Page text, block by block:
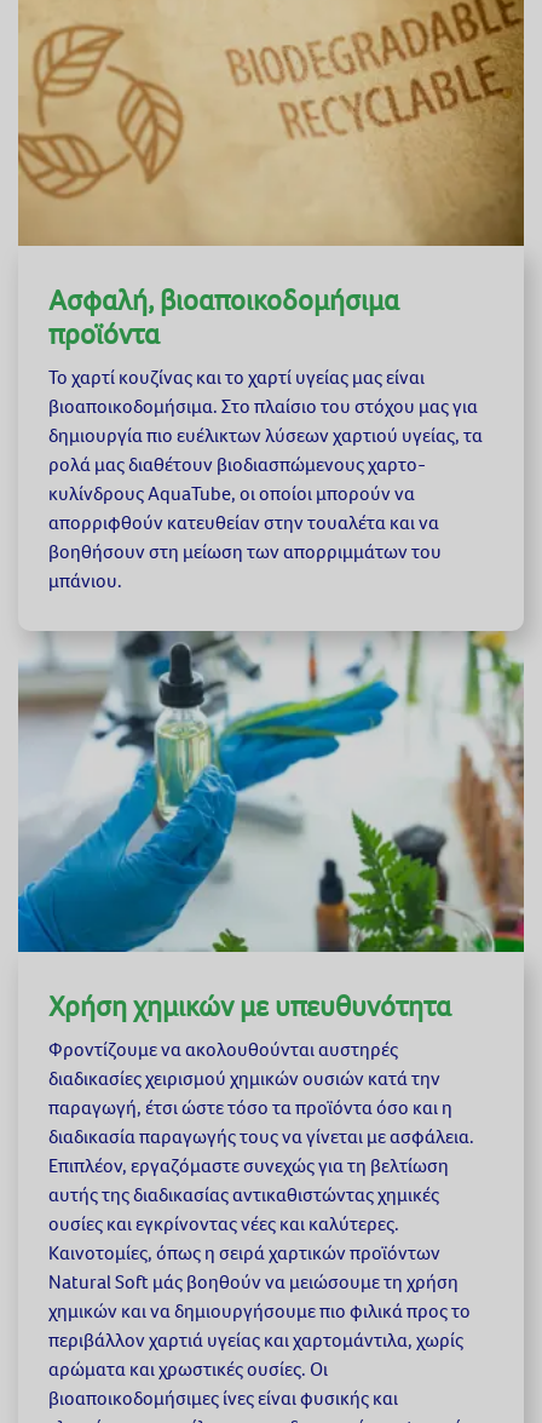
Ασφαλή, βιοαποικοδομήσιμα
προϊόντα
Το χαρτί κουζίνας και το χαρτί υγείας μας είναι
βιοαποικοδομήσιμα. Στο πλαίσιο του στόχου μας για
δημιουργία πιο ευέλικτων λύσεων χαρτιού υγείας, τα
ρολά μας διαθέτουν βιοδιασπώμενους χαρτο-
κυλίνδρους AquaTube, οι οποίοι μπορούν να
απορριφθούν κατευθείαν στην τουαλέτα και να
βοηθήσουν στη μείωση των απορριμμάτων του
μπάνιου.
Χρήση χημικών με υπευθυνότητα
Φροντίζουμε να ακολουθούνται αυστηρές
διαδικασίες χειρισμού χημικών ουσιών κατά την
παραγωγή, έτσι ώστε τόσο τα προϊόντα όσο και η
διαδικασία παραγωγής τους να γίνεται με ασφάλεια.
Επιπλέον, εργαζόμαστε συνεχώς για τη βελτίωση
αυτής της διαδικασίας αντικαθιστώντας χημικές
ουσίες και εγκρίνοντας νέες και καλύτερες.
Καινοτομίες, όπως η σειρά χαρτικών προϊόντων
Natural Soft μάς βοηθούν να μειώσουμε τη χρήση
χημικών και να δημιουργήσουμε πιο φιλικά προς το
περιβάλλον χαρτιά υγείας και χαρτομάντιλα, χωρίς
αρώματα και χρωστικές ουσίες. Οι
βιοαποικοδομήσιμες ίνες είναι φυσικής και